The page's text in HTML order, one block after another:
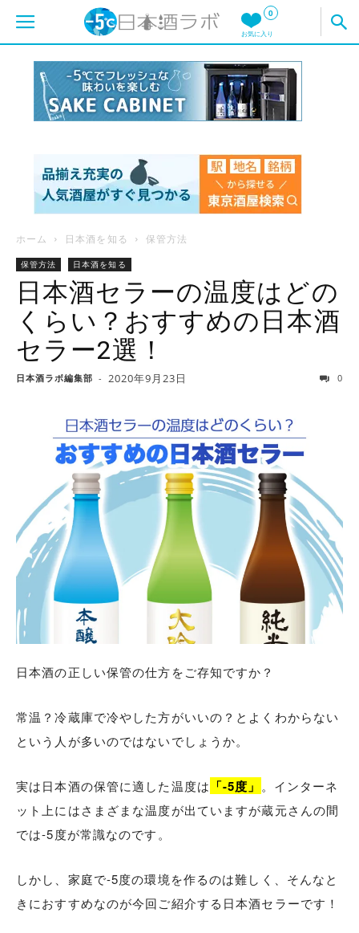
0
お気に入り
ホーム 日本酒を知る 保管方法
保管方法 日本酒を知る
日本酒セラーの温度はどの
くらい？おすすめの日本酒
セラー2選！
日本酒ラボ編集部 - 2020年9月23日 0
日本酒の正しい保管の仕方をご存知ですか？
常温？冷蔵庫で冷やした方がいいの？とよくわからない
という人が多いのではないでしょうか。
実は日本酒の保管に適した温度は 「-5度」 。インターネ
ット上にはさまざまな温度が出ていますが蔵元さんの間
では-5度が常識なのです。
しかし、家庭で-5度の環境を作るのは難しく、そんなと
きにおすすめなのが今回ご紹介する日本酒セラーです！